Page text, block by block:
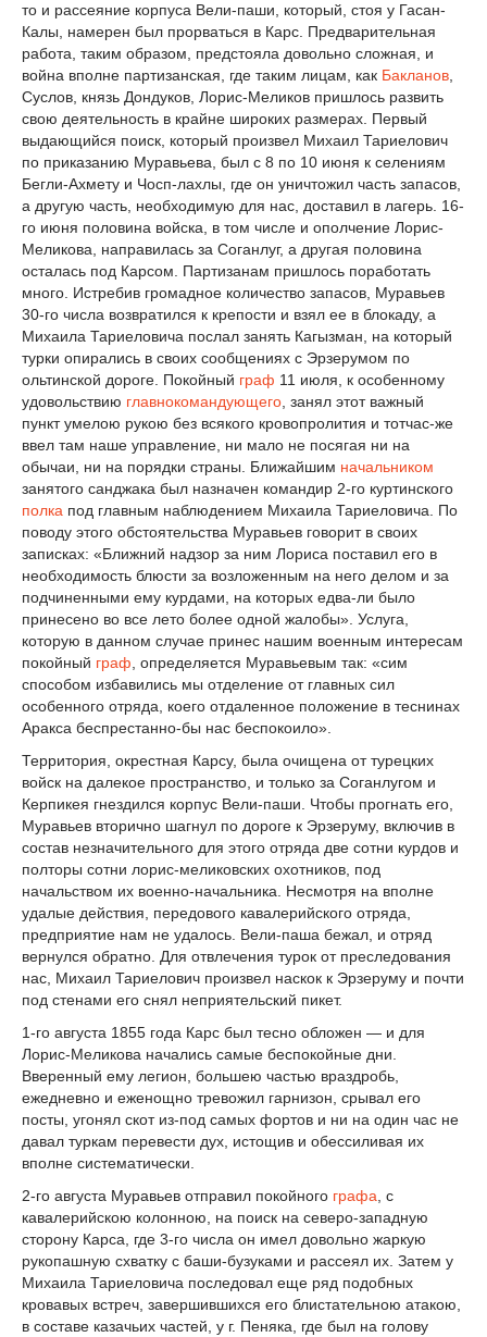
то и рассеяние корпуса Вели-паши, который, стоя у Гасан-
Калы, намерен был прорваться в Карс. Предварительная
работа, таким образом, предстояла довольно сложная, и
война вполне партизанская, где таким лицам, как Бакланов,
Суслов, князь Дондуков, Лорис-Меликов пришлось развить
свою деятельность в крайне широких размерах. Первый
выдающийся поиск, который произвел Михаил Тариелович
по приказанию Муравьева, был с 8 по 10 июня к селениям
Бегли-Ахмету и Чосп-лахлы, где он уничтожил часть запасов,
а другую часть, необходимую для нас, доставил в лагерь. 16-
го июня половина войска, в том числе и ополчение Лорис-
Меликова, направилась за Соганлуг, а другая половина
осталась под Карсом. Партизанам пришлось поработать
много. Истребив громадное количество запасов, Муравьев
30-го числа возвратился к крепости и взял ее в блокаду, а
Михаила Тариеловича послал занять Кагызман, на который
турки опирались в своих сообщениях с Эрзерумом по
ольтинской дороге. Покойный граф 11 июля, к особенному
удовольствию главнокомандующего, занял этот важный
пункт умелою рукою без всякого кровопролития и тотчас-же
ввел там наше управление, ни мало не посягая ни на
обычаи, ни на порядки страны. Ближайшим начальником
занятого санджака был назначен командир 2-го куртинского
полка под главным наблюдением Михаила Тариеловича. По
поводу этого обстоятельства Муравьев говорит в своих
записках: «Ближний надзор за ним Лориса поставил его в
необходимость блюсти за возложенным на него делом и за
подчиненными ему курдами, на которых едва-ли было
принесено во все лето более одной жалобы». Услуга,
которую в данном случае принес нашим военным интересам
покойный граф, определяется Муравьевым так: «сим
способом избавились мы отделение от главных сил
особенного отряда, коего отдаленное положение в теснинах
Аракса беспрестанно-бы нас беспокоило».
Территория, окрестная Карсу, была очищена от турецких
войск на далекое пространство, и только за Соганлугом и
Керпикея гнездился корпус Вели-паши. Чтобы прогнать его,
Муравьев вторично шагнул по дороге к Эрзеруму, включив в
состав незначительного для этого отряда две сотни курдов и
полторы сотни лорис-меликовских охотников, под
начальством их военно-начальника. Несмотря на вполне
удалые действия, передового кавалерийского отряда,
предприятие нам не удалось. Вели-паша бежал, и отряд
вернулся обратно. Для отвлечения турок от преследования
нас, Михаил Тариелович произвел наскок к Эрзеруму и почти
под стенами его снял неприятельский пикет.
1-го августа 1855 года Карс был тесно обложен — и для
Лорис-Меликова начались самые беспокойные дни.
Вверенный ему легион, большею частью враздробь,
ежедневно и еженощно тревожил гарнизон, срывал его
посты, угонял скот из-под самых фортов и ни на один час не
давал туркам перевести дух, истощив и обессиливая их
вполне систематически.
2-го августа Муравьев отправил покойного графа , с
кавалерийскою колонною, на поиск на северо-западную
сторону Карса, где 3-го числа он имел довольно жаркую
рукопашную схватку с баши-бузуками и рассеял их. Затем у
Михаила Тариеловича последовал еще ряд подобных
кровавых встреч, завершившихся его блистательною атакою,
в составе казачьих частей, у г. Пеняка, где был на голову